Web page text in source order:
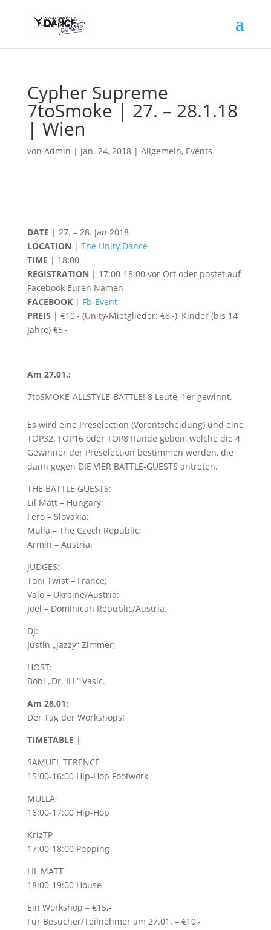
Cypher Supreme
7toSmoke | 27. – 28.1.18
| Wien
von Admin | Jan. 24, 2018| Allgemein, Events
DATE | 27. – 28. Jan 2018
LOCATION | The Unity Dance
TIME | 18:00
REGISTRATION | 17:00-18:00 vor Ort oder postet auf
Facebook Euren Namen
FACEBOOK| Fb-Event
PREIS | €10,- (Unity-Mietglieder: €8,-), Kinder (bis 14
Jahre) €5,-
Am 27.01.:
7toSMOKE-ALLSTYLE-BATTLE! 8 Leute, 1er gewinnt.
Es wird eine Preselection (Vorentscheidung) und eine
TOP32, TOP16 oder TOP8 Runde geben, welche die 4
Gewinner der Preselection bestimmen werden, die
dann gegen DIE VIER BATTLE-GUESTS antreten.
THE BATTLE GUESTS:
Lil Matt – Hungary;
Fero – Slovakia;
Mulla – The Czech Republic;
Armin – Austria.
JUDGES:
Toni Twist – France;
Valo – Ukraine/Austria;
Joel – Dominican Republic/Austria.
DJ:
Justin „jazzy“ Zimmer;
HOST:
Bobi „Dr. ILL“ Vasic.
Am 28.01:
Der Tag der Workshops!
TIMETABLE |
SAMUEL TERENCE
15:00-16:00 Hip-Hop Footwork
MULLA
16:00-17:00 Hip-Hop
KrizTP
17:00-18:00 Popping
LIL MATT
18:00-19:00 House
Ein Workshop – €15,-
Für Besucher/Teilnehmer am 27.01. – €10,-